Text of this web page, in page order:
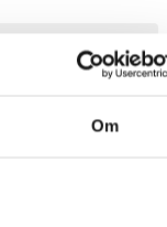
Om